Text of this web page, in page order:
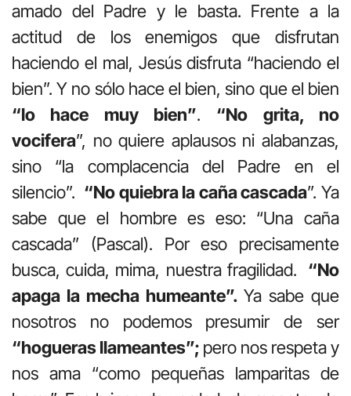
amado del Padre y le basta. Frente a la
actitud de los enemigos que disfrutan
haciendo el mal, Jesús disfruta “haciendo el
bien”. Y no sólo hace el bien, sino que el bien
“lo hace muy bien”. “No grita, no
vocifera”, no quiere aplausos ni alabanzas,
sino “la complacencia del Padre en el
silencio”. “No quiebra la caña cascada”. Ya
sabe que el hombre es eso: “Una caña
cascada” (Pascal). Por eso precisamente
busca, cuida, mima, nuestra fragilidad. “No
apaga la mecha humeante”. Ya sabe que
nosotros no podemos presumir de ser
“hogueras llameantes”; pero nos respeta y
nos ama “como pequeñas lamparitas de